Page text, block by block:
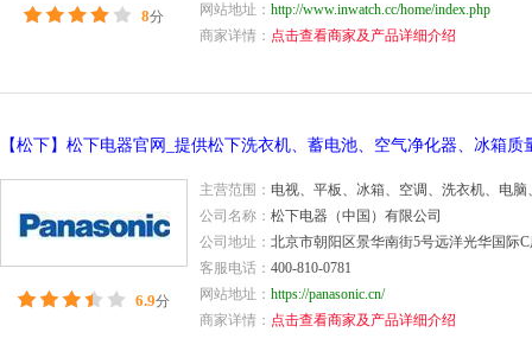
8分
网站地址：http://www.inwatch.cc/home/index.php
商家详情： 点击查看商家及产品详细介绍
6.9分
主营范围： 电视、平板、冰箱、空调、洗衣机、电脑
公司名称：松下电器（中国）有限公司
公司地址：北京市朝阳区景华南街5号远洋光华国际
客服电话：400-810-0781
网站地址：https://panasonic.cn/
商家详情： 点击查看商家及产品详细介绍